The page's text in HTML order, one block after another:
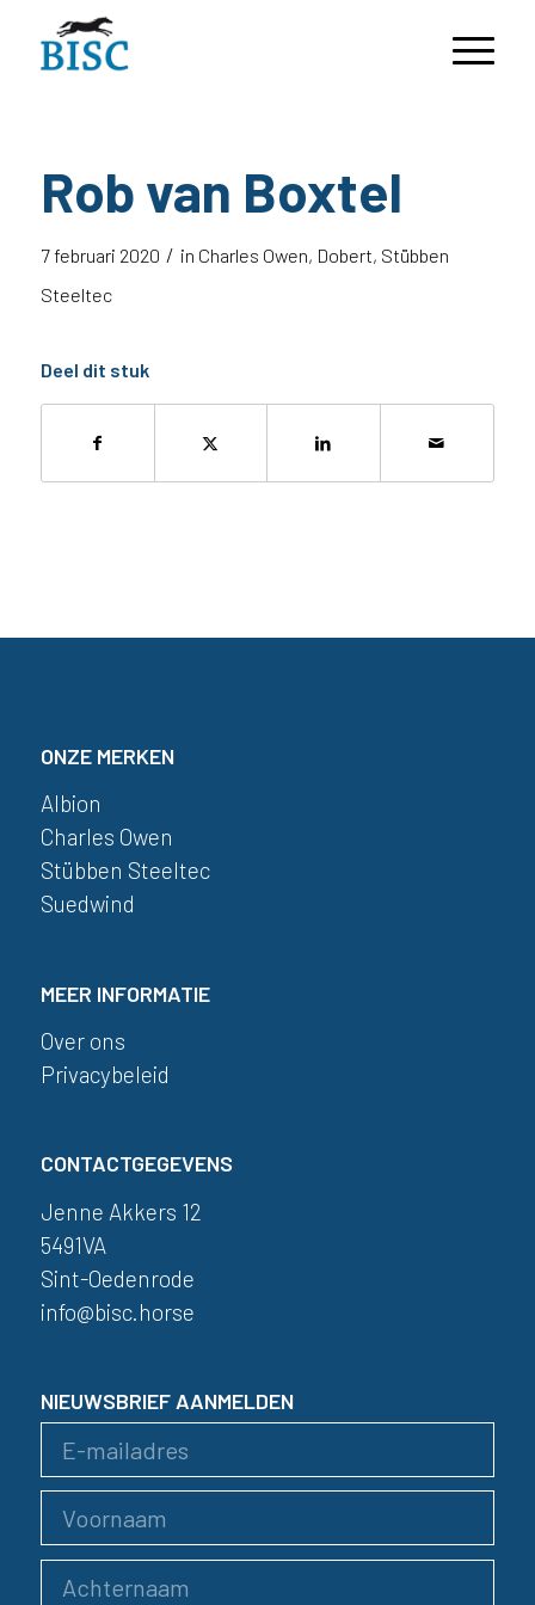
Rob van Boxtel
7 februari 2020 / in Charles Owen, Dobert, Stübben
Steeltec
Deel dit stuk
ONZE MERKEN
Albion
Charles Owen
Stübben Steeltec
Suedwind
MEER INFORMATIE
Over ons
Privacybeleid
CONTACTGEGEVENS
Jenne Akkers 12
5491VA
Sint-Oedenrode
info@bisc.horse
NIEUWSBRIEF AANMELDEN